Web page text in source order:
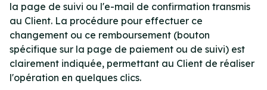
la page de suivi ou l'e-mail de confirmation transmis
au Client. La procédure pour effectuer ce
changement ou ce remboursement (bouton
spécifique sur la page de paiement ou de suivi) est
clairement indiquée, permettant au Client de réaliser
l'opération en quelques clics.